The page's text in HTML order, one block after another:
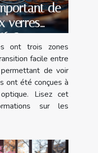
de
verres
?
ont trois zones
facile entre
de voir
ont été conçues à
Lisez cet
sur les